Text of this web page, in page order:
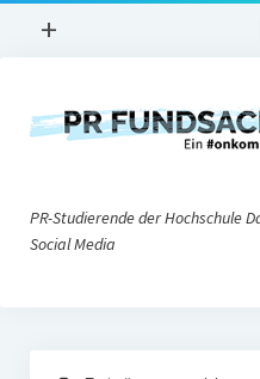
Menü
+
PR@h_da
Nonprofit-PR
PR-Studierende der Hochschule
Social Media